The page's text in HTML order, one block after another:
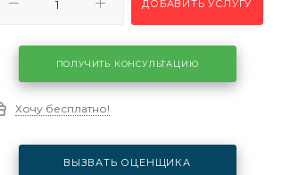
ДОБАВИТЬ УСЛУГУ
ПОЛУЧИТЬ КОНСУЛЬТАЦИЮ
Хочу бесплатно!
ВЫЗВАТЬ ОЦЕНЩИКА